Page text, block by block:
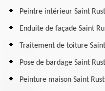
Peintre intérieur Saint
Enduite de façade Saint
Traitement de toiture
Pose de bardage Saint
Peinture maison Saint